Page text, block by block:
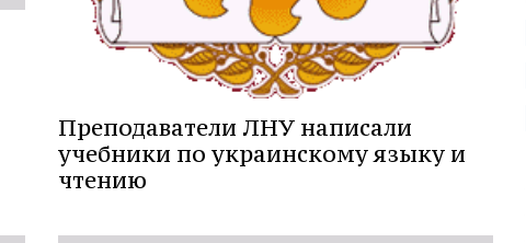
Преподаватели ЛНУ написали
учебники по украинскому языку и
чтению